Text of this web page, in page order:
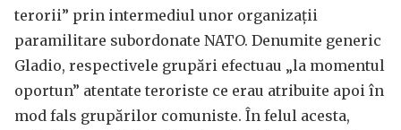
terorii” prin intermediul unor organizații
paramilitare subordonate NATO. Denumite generic
Gladio, respectivele grupări efectuau „la momentul
oportun” atentate teroriste ce erau atribuite apoi în
mod fals grupărilor comuniste. În felul acesta,